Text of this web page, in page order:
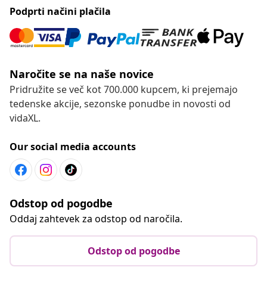
Podprti načini plačila
Naročite se na naše novice
Pridružite se več kot 700.000 kupcem, ki prejemajo
tedenske akcije, sezonske ponudbe in novosti od
vidaXL.
Our social media accounts
Odstop od pogodbe
Oddaj zahtevek za odstop od naročila.
Odstop od pogodbe